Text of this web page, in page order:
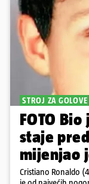
STROJ ZA GOLOVE
FOTO
staje
mijenjao
Cristiano Ronaldo